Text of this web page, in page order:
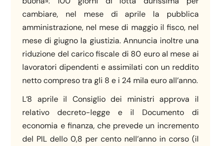
cambiare, nel mese di aprile la pubblica
amministrazione, nel mese di maggio il fisco, nel
mese di giugno la giustizia. Annuncia inoltre una
riduzione del carico fiscale di 80 euro al mese ai
lavoratori dipendenti e assimilati con un reddito
netto compreso tra gli 8 e i 24 mila euro all’anno.
L’8 aprile il Consiglio dei ministri approva il
relativo decreto-legge e il Documento di
economia e finanza, che prevede un incremento
del PIL dello 0,8 per cento nell’anno in corso (il